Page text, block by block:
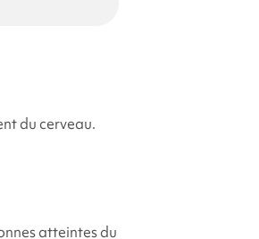
du cerveau.
atteintes du